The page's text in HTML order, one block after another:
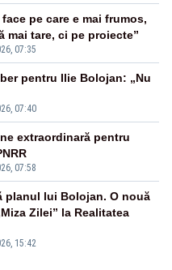
07:35
pe care e mai frumos,
mai tare, ci pe proiecte”
07:40
pentru Ilie Bolojan: „Nu
07:58
extraordinară pentru
15:42
planul lui Bolojan. O nouă
Zilei” la Realitatea